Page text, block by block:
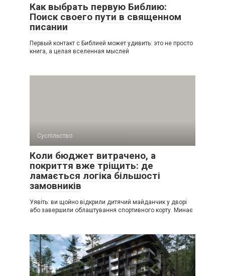
Как выбрать первую Библию:
Поиск своего пути в священном
писании
Первый контакт с Библией может удивить: это не просто
книга, а целая вселенная мыслей
Суспільство
Коли бюджет витрачено, а
покриття вже тріщить: де
ламається логіка більшості
замовників
Уявіть: ви щойно відкрили дитячий майданчик у дворі
або завершили облаштування спортивного корту. Минає